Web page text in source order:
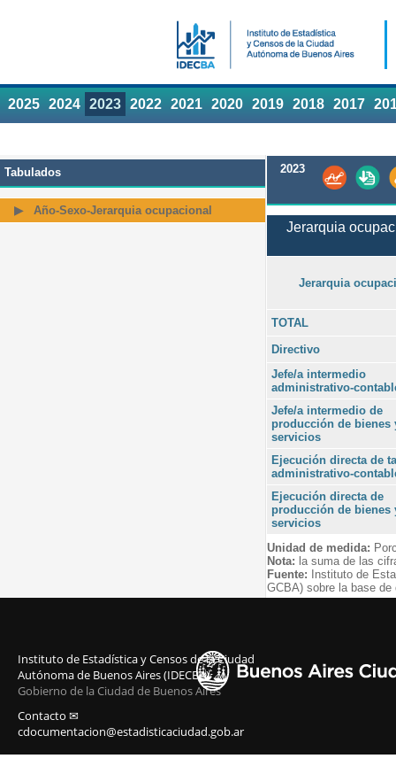
2025 2024 2023 2022 2021 2020 2019 2018 2017
Tabulados
Año-Sexo-Jerarquia ocupacional
2023
Jerarquia
Jerarquia
TOTAL
Directivo
Jefe/a intermedio
administrativo-
Jefe/a intermedio de
producción de bienes
servicios
Ejecución directa de
administrativo-
Ejecución directa de
producción de bienes
servicios
Unidad de medida:
Nota: la suma de las
Fuente: Instituto de
GCBA) sobre la base
Instituto de Estadística y Censos de la Ciudad
Autónoma de Buenos Aires (IDECBA)
Gobierno de la Ciudad de Buenos Aires
Contacto ✉
cdocumentacion@estadisticaciudad.gob.ar